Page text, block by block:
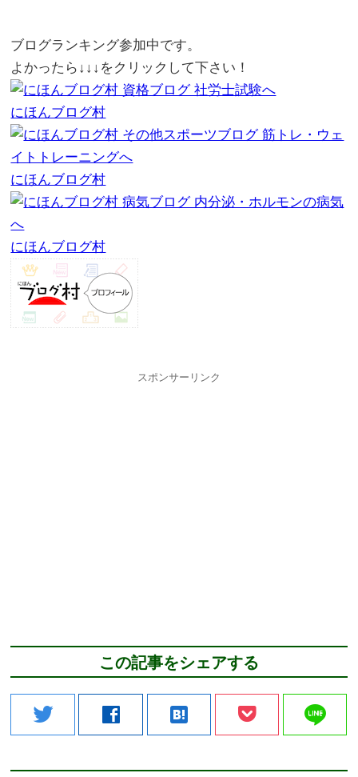
ブログランキング参加中です。
よかったら↓↓↓をクリックして下さい！
にほんブログ村
にほんブログ村
にほんブログ村
スポンサーリンク
この記事をシェアする
twitter facebook hatenabookmark line